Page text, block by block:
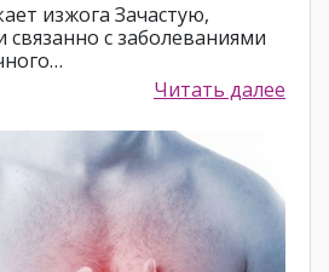
изжога Зачастую,
связанно с заболеваниями
Читать далее